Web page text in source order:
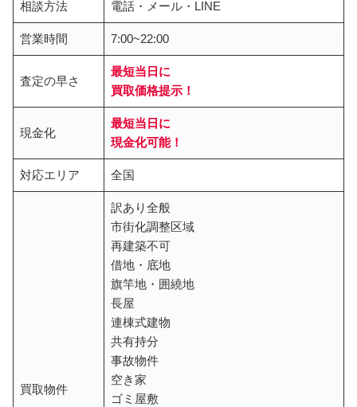
相談方法 電話・メール・LINE
営業時間 7:00~22:00
査定の早さ
最短当日に
買取価格提示 ！
現金化
最短当日に
現金化可能！
対応エリア 全国
買取物件
訳あり全般
市街化調整区域
再建築不可
借地・底地
旗竿地・囲繞地
長屋
連棟式建物
共有持分
事故物件
空き家
ゴミ屋敷